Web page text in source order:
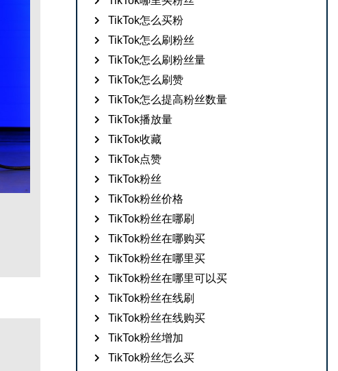
TikTok怎么买粉
TikTok怎么刷粉丝
TikTok怎么刷粉丝量
TikTok怎么刷赞
TikTok怎么提高粉丝数量
TikTok播放量
TikTok收藏
TikTok点赞
TikTok粉丝
TikTok粉丝价格
TikTok粉丝在哪刷
TikTok粉丝在哪购买
TikTok粉丝在哪里买
TikTok粉丝在哪里可以买
TikTok粉丝在线刷
TikTok粉丝在线购买
TikTok粉丝增加
TikTok粉丝怎么买